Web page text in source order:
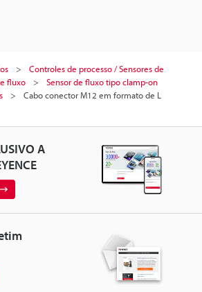
Controles de processo / Sensores de
fluxo
Sensor de fluxo tipo clamp-on
Cabo conector M12 em formato de L
A